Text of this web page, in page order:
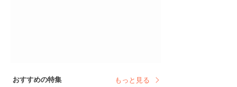
おすすめの特集 もっと見る